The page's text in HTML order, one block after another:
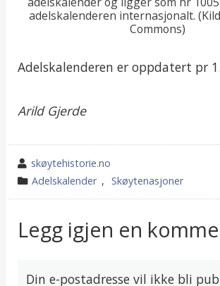
adelskalenderen internasjonalt.
Commons)
Adelskalenderen er oppdatert pr
Arild Gjerde
wrote
by
skøytehistorie.no
category
in
Adelskalender , Skøytenasjoner
Legg igjen en
Din e-postadresse vil ikke bli